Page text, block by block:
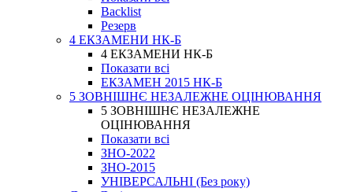
Backlist
Резерв
4 ЕКЗАМЕНИ НК-Б
4 ЕКЗАМЕНИ НК-Б
Показати всі
ЕКЗАМЕН 2015 НК-Б
5 ЗОВНІШНЄ НЕЗАЛЕЖНЕ ОЦІНЮВАННЯ
5 ЗОВНІШНЄ НЕЗАЛЕЖНЕ
ОЦІНЮВАННЯ
Показати всі
ЗНО-2022
ЗНО-2015
УНІВЕРСАЛЬНІ (Без року)